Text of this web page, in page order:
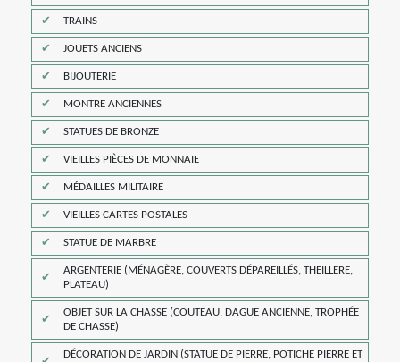
TRAINS
JOUETS ANCIENS
BIJOUTERIE
MONTRE ANCIENNES
STATUES DE BRONZE
VIEILLES PIÈCES DE MONNAIE
MÉDAILLES MILITAIRE
VIEILLES CARTES POSTALES
STATUE DE MARBRE
ARGENTERIE (MÉNAGÈRE, COUVERTS DÉPAREILLÉS, THEILLERE,
PLATEAU)
OBJET SUR LA CHASSE (COUTEAU, DAGUE ANCIENNE, TROPHÉE
DE CHASSE)
DÉCORATION DE JARDIN (STATUE DE PIERRE, POTICHE PIERRE ET